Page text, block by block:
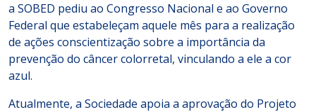
a SOBED pediu ao Congresso Nacional e ao Governo
Federal que estabeleçam aquele mês para a realização
de ações conscientização sobre a importância da
prevenção do câncer colorretal, vinculando a ele a cor
azul.
Atualmente, a Sociedade apoia a aprovação do Projeto